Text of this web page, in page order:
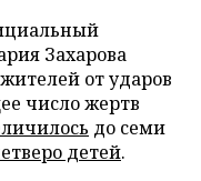
Захарова
от ударов
число жертв
до семи
детей.